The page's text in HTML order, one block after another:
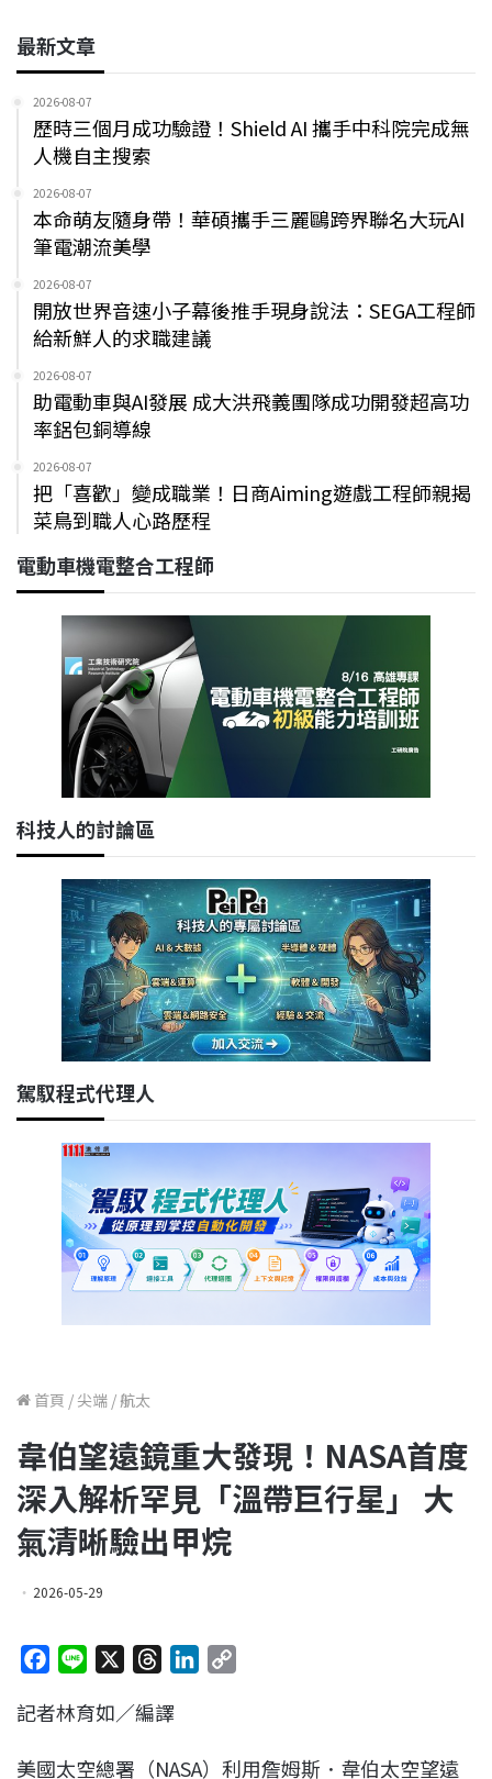
最新文章
2026-08-07
歷時三個月成功驗證！Shield AI 攜手中科院完成無
人機自主搜索
2026-08-07
本命萌友隨身帶！華碩攜手三麗鷗跨界聯名大玩AI
筆電潮流美學
2026-08-07
開放世界音速小子幕後推手現身說法：SEGA工程師
給新鮮人的求職建議
2026-08-07
助電動車與AI發展 成大洪飛義團隊成功開發超高功
率鋁包銅導線
2026-08-07
把「喜歡」變成職業！日商Aiming遊戲工程師親揭
菜鳥到職人心路歷程
電動車機電整合工程師
科技人的討論區
駕馭程式代理人